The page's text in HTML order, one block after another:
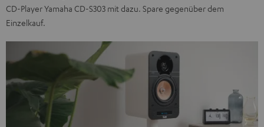
CD-Player Yamaha CD-S303 mit dazu. Spare gegenüber dem
Einzelkauf.